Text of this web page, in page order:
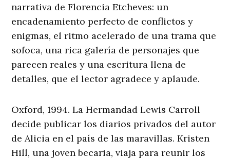
narrativa de Florencia Etcheves: un
encadenamiento perfecto de conflictos y
enigmas, el ritmo acelerado de una trama que
sofoca, una rica galería de personajes que
parecen reales y una escritura llena de
detalles, que el lector agradece y aplaude.
Oxford, 1994. La Hermandad Lewis Carroll
decide publicar los diarios privados del autor
de Alicia en el país de las maravillas. Kristen
Hill, una joven becaria, viaja para reunir los